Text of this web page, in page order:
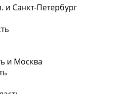
и Санкт-Петербург
и Москва